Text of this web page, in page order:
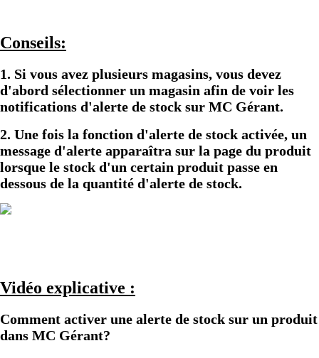
Conseils:
1. Si vous avez plusieurs magasins, vous devez
d'abord sélectionner un magasin afin de voir les
notifications d'alerte de stock sur MC Gérant.
2. Une fois la fonction d'alerte de stock activée, un
message d'alerte apparaîtra sur la page du produit
lorsque le stock d'un certain produit passe en
dessous de la quantité d'alerte de stock.
Vidéo explicative :
Comment activer une alerte de stock sur un produit
dans MC Gérant?